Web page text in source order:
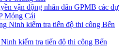
vận động nhân dân GPMB các dự
Móng Cái
kiểm tra tiến độ thi công Bến